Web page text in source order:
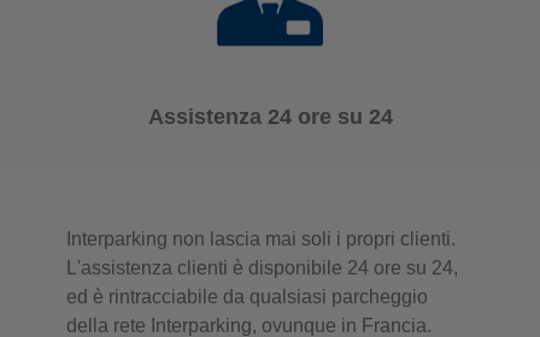
Assistenza 24 ore su 24
Interparking non lascia mai soli i propri clienti.
L'assistenza clienti è disponibile 24 ore su 24,
ed è rintracciabile da qualsiasi parcheggio
della rete Interparking, ovunque in Francia.